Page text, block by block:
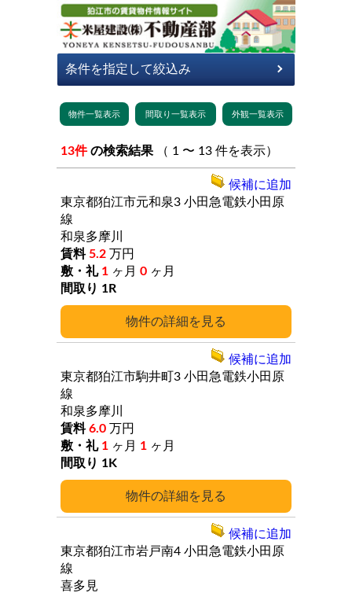
13件 の検索結果 （ 1 〜 13 件を表示）
詳細
東京都狛江市元和泉3 小田急電鉄小田原
線
和泉多摩川
5.2 万円
1 ヶ月 0 ヶ月
1R
候補に追加
詳細
東京都狛江市駒井町3 小田急電鉄小田原
線
和泉多摩川
6.0 万円
1 ヶ月 1 ヶ月
1K
候補に追加
東京都狛江市岩戸南4 小田急電鉄小田原
線
喜多見
候補に追加